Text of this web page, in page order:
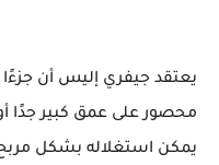
يعتقد جيفري إليس أن جزءًا
محصور على عمق كبير جدًا
يمكن استغلاله بشكل